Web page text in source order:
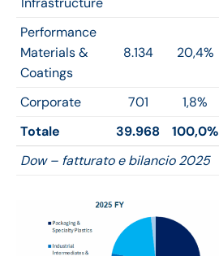
Performance
Materials &
Coatings
8.134 20,4%
Corporate 701 1,8%
Totale
39.968 100,0%
Dow – fatturato e bilancio 2025